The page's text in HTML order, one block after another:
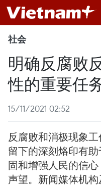
社会
明确反腐败
性的重要任
15/11/2021 02:52
反腐败和消极现象
留下的深刻烙印有
固和增强人民的信
声望。新闻媒体机